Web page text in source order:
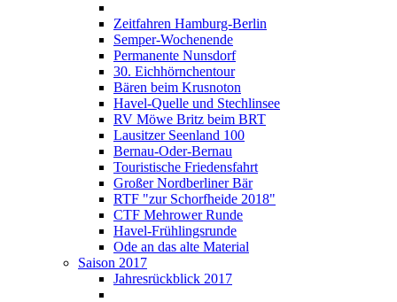
Zeitfahren Hamburg-Berlin
Semper-Wochenende
Permanente Nunsdorf
30. Eichhörnchentour
Bären beim Krusnoton
Havel-Quelle und Stechlinsee
RV Möwe Britz beim BRT
Lausitzer Seenland 100
Bernau-Oder-Bernau
Touristische Friedensfahrt
Großer Nordberliner Bär
RTF "zur Schorfheide 2018"
CTF Mehrower Runde
Havel-Frühlingsrunde
Ode an das alte Material
Saison 2017
Jahresrückblick 2017